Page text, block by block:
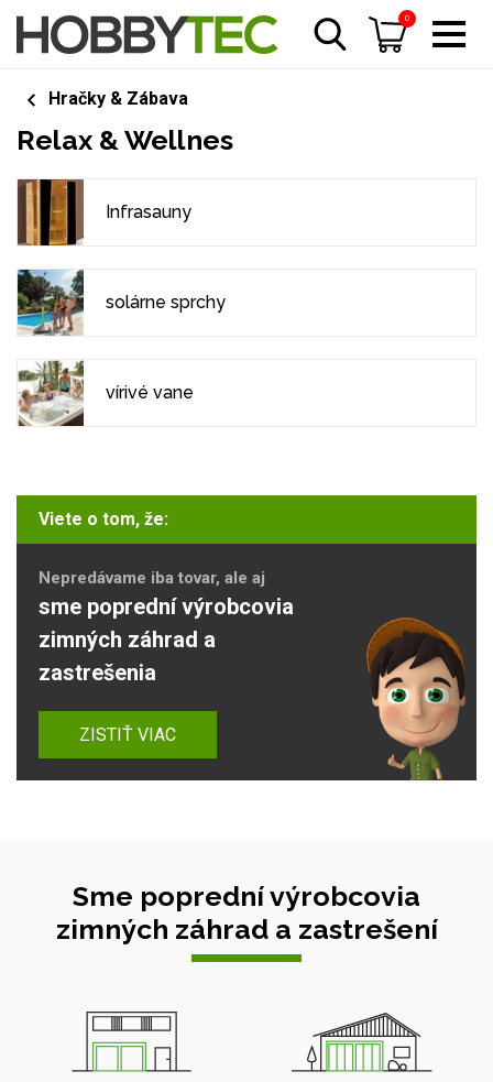
0
Hračky & Zábava
Relax & Wellnes
Infrasauny
solárne sprchy
vírivé vane
Viete o tom, že:
Nepredávame iba tovar, ale aj
sme poprední výrobcovia
zimných záhrad a
zastrešenia
ZISTIŤ VIAC
Sme poprední výrobcovia
zimných záhrad a zastrešení